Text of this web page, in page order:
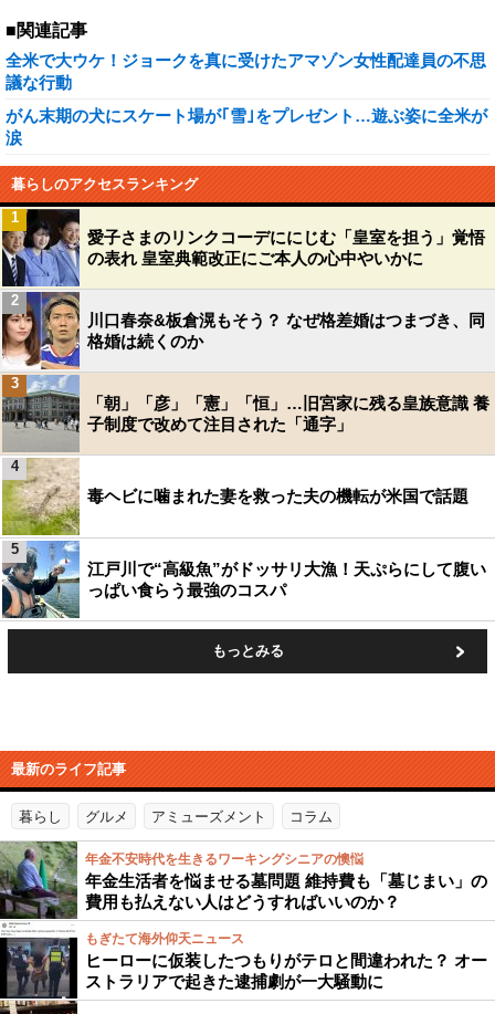
■関連記事
全米で大ウケ！ジョークを真に受けたアマゾン女性配達員の不思
議な行動
がん末期の犬にスケート場が｢雪｣をプレゼント…遊ぶ姿に全米が
涙
暮らしのアクセスランキング
愛子さまのリンクコーデににじむ「皇室を担う」覚悟
の表れ 皇室典範改正にご本人の心中やいかに
1
川口春奈&板倉滉もそう？ なぜ格差婚はつまづき、同
格婚は続くのか
2
「朝」「彦」「憲」「恒」…旧宮家に残る皇族意識 養
子制度で改めて注目された「通字」
3
毒ヘビに噛まれた妻を救った夫の機転が米国で話題
4
江戸川で“高級魚”がドッサリ大漁！天ぷらにして腹い
っぱい食らう最強のコスパ
5
もっとみる
最新のライフ記事
暮らし グルメ アミューズメント コラム
年金不安時代を生きるワーキングシニアの懊悩
年金生活者を悩ませる墓問題 維持費も「墓じまい」の
費用も払えない人はどうすればいいのか？
もぎたて海外仰天ニュース
ヒーローに仮装したつもりがテロと間違われた？ オー
ストラリアで起きた逮捕劇が一大騒動に